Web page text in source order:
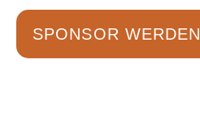
SPONSOR WERDEN